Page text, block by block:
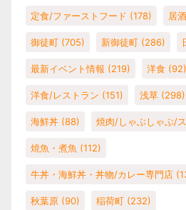
定食/ファーストフード (178) 居
御徒町 (705) 新御徒町 (286)
最新イベント情報 (219) 洋食 (92)
洋食/レストラン (151) 浅草 (298)
海鮮丼 (88) 焼肉/しゃぶしゃぶ/
焼魚・煮魚 (112)
牛丼・海鮮丼・丼物/カレー専門店
秋葉原 (90) 稲荷町 (232)